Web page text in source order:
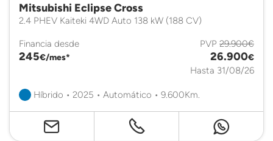
Mitsubishi Eclipse Cross
2.4 PHEV Kaiteki 4WD Auto 138 kW (188 CV)
Financia desde
245€/mes*
PVP 29.900€
26.900€
Hasta 31/08/26
Híbrido • 2025 • Automático • 9.600Km.